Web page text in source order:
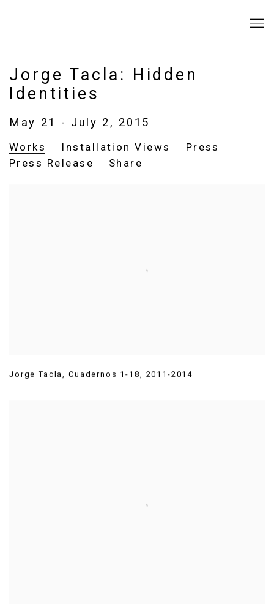
Jorge Tacla: Hidden
Identities
May 21 - July 2, 2015
Works Installation Views
Press
Press Release
Share
Jorge Tacla, Cuadernos 1-18, 2011-2014